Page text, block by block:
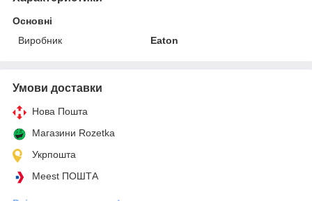
Основні
Виробник
Eaton
Умови доставки
Нова Пошта
Магазини Rozetka
Укрпошта
Meest ПОШТА